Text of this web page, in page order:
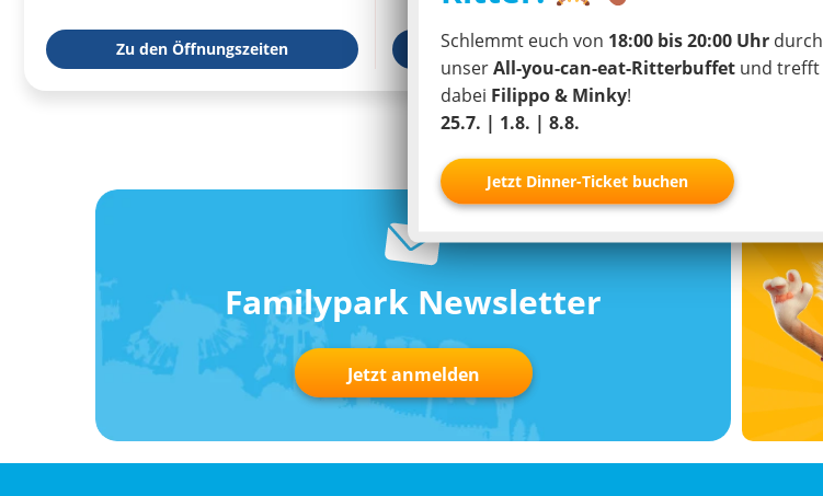
Zu den Öffnungszeiten zur Wetter-App Zur Studie
Familypark Newsletter
Jetzt anmelden
Schlemmt euch von 18:00 bis 20:00 Uhr durch
unserAll-you-can-eat-Ritterbuffet und trefft
dabei Filippo & Minky!
25.7. | 1.8. | 8.8.
Jetzt Dinner-Ticket buchen